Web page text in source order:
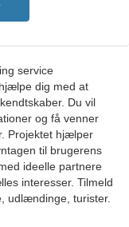
service
dig med at
Du vil
og få venner
Projektet hjælper
til brugerens
ideelle partnere
interesser. Tilmeld
udlændinge, turister.